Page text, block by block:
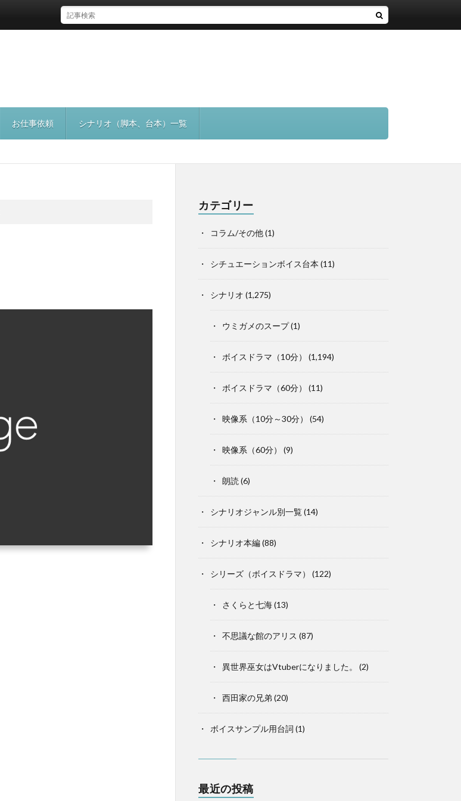
お仕事依頼 シナリオ（脚本、台本）一覧
カテゴリー
コラム/その他(1)
シチュエーションボイス台本 (11)
シナリオ (1,275)
ウミガメのスープ(1)
ボイスドラマ（10分） (1,194)
ボイスドラマ（60分） (11)
映像系（10分～30分） (54)
映像系（60分） (9)
朗読 (6)
シナリオジャンル別一覧(14)
シナリオ本編(88)
シリーズ（ボイスドラマ） (122)
さくらと七海(13)
不思議な館のアリス (87)
異世界巫女はVtuberになりました。 (2)
西田家の兄弟 (20)
ボイスサンプル用台詞 (1)
最近の投稿